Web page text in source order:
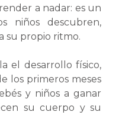
a nadar: es un
niños descubren,
su propio ritmo.
el desarrollo físico,
los primeros meses
y niños a ganar
su cuerpo y su